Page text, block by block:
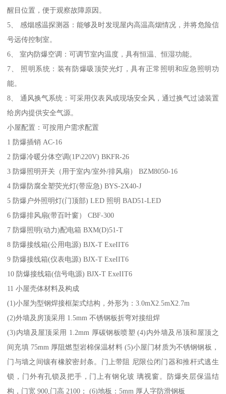
醒目位置，便于观察故障原因。
5、 感烟感温探测器：能够及时发现屋内高温高烟情况，并将危险信
号远传控制室。
6、 室内防爆空调：可调节室内温度，具有恒温、恒湿功能。
7、 照明系统：装有防爆吸顶荧光灯，具有正常照明和应急照明功
能。
8、 通风换气系统：可采用仪表风或现场安全风，通过换气过滤装置
给房内提供安全气源。
小屋配置：可按用户需求配置
1 防爆插销 AC-16
2 防爆冷暖分体空调(1P\220V) BKFR-26
3 防爆照明开关（用于室内/室外/排风扇） BZM8050-16
4 防爆防腐全塑荧光灯(带应急) BYS-2X40-J
5 防爆户外照明灯(门顶部) LED 照明 BAD51-LED
6 防爆排风扇(带百叶窗） CBF-300
7 防爆照明(动力)配电箱 BXM(D)51-T
8 防爆接线箱(公用电源) BJX-T ExeIIT6
9 防爆接线箱(仪表电源) BJX-T ExeIIT6
10 防爆接线箱(信号电源) BJX-T ExeIIT6
11 小屋壳体材料及构成
(1)小屋为型钢焊接框架式结构，外形为：3.0mX2.5mX2.7m
(2)外墙及房顶采用 1.5mm 不锈钢板折弯对接组焊
(3)内墙及屋顶采用 1.2mm 厚碳钢板喷塑 (4)内外墙及吊顶和屋顶之
间充填 75mm 厚阻燃型岩棉保温材料 (5)小屋门材质为不锈钢钢板，
门与墙之间镶有橡胶密封条。门上带阻 尼限位闭门器和推杆式逃生
锁，门外有孔锁及把手，门上有钢化玻 璃视窗。防爆夹层保温结
构，门宽 900,门高 2100； (6)地板：5mm 厚人字防滑钢板